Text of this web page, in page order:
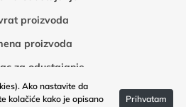
proizvoda
proizvoda
za odustajanje
za povrat robe
Ako nastavite da
kolačiće kako je opisano
Prihvatam